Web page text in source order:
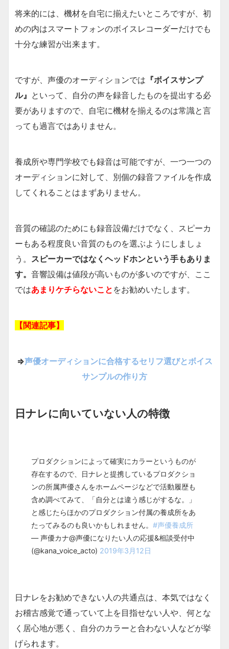
将来的には、機材を自宅に揃えたいところですが、初
めの内はスマートフォンのボイスレコーダーだけでも
十分な練習が出来ます。
ですが、声優のオーディションでは 『ボイスサンプ
ル』 といって、自分の声を録音したものを提出する必
要がありますので、自宅に機材を揃えるのは常識と言
っても過言ではありません。
養成所や専門学校でも録音は可能ですが、一つ一つの
オーディションに対して、別個の録音ファイルを作成
してくれることはまずありません。
音質の確認のためにも録音設備だけでなく、スピーカ
ーもある程度良い音質のものを選ぶようにしましょ
う。 スピーカーではなくヘッドホンという手もありま
す。 音響設備は値段が高いものが多いのですが、ここ
ではあまりケチらないこと をお勧めいたします。
【関連記事】
⇒声優オーディションに合格するセリフ選びとボイス
サンプルの作り方
日ナレに向いていない人の特徴
プロダクションによって確実にカラーというものが
存在するので、日ナレと提携しているプロダクショ
ンの所属声優さんをホームページなどで活動履歴も
含め調べてみて、「自分とは違う感じがするな。」
と感じたらほかのプロダクション付属の養成所をあ
たってみるのも良いかもしれません。 #声優養成所
— 声優カナ@声優になりたい人の応援&相談受付中
(@kana_voice_acto) 2019年3月12日
日ナレをお勧めできない人の共通点は、本気ではなく
お稽古感覚で通っていて上を目指せない人や、何とな
く居心地が悪く、自分のカラーと合わない人などが挙
げられます。